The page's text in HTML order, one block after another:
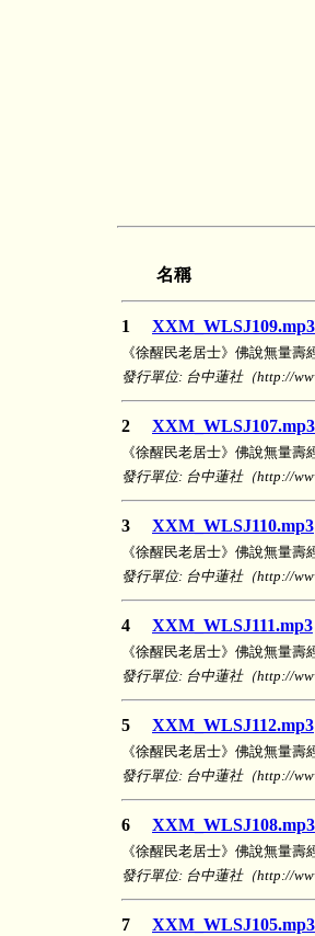
名稱
1 XXM_WLSJ109.mp3
《徐醒民老居士》佛說無量壽
發行單位: 台中蓮社（http://
2 XXM_WLSJ107.mp3
《徐醒民老居士》佛說無量壽
發行單位: 台中蓮社（http://
3 XXM_WLSJ110.mp3
《徐醒民老居士》佛說無量壽
發行單位: 台中蓮社（http://
4 XXM_WLSJ111.mp3
《徐醒民老居士》佛說無量壽
發行單位: 台中蓮社（http://
5 XXM_WLSJ112.mp3
《徐醒民老居士》佛說無量壽
發行單位: 台中蓮社（http://
6 XXM_WLSJ108.mp3
《徐醒民老居士》佛說無量壽
發行單位: 台中蓮社（http://
7 XXM_WLSJ105.mp3